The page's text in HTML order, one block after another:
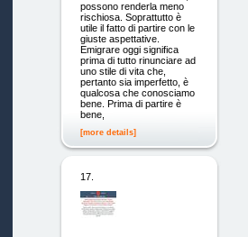
possono renderla meno
rischiosa. Soprattutto è
utile il fatto di partire con le
giuste aspettative.
Emigrare oggi significa
prima di tutto rinunciare ad
uno stile di vita che,
pertanto sia imperfetto, è
qualcosa che conosciamo
bene. Prima di partire è
bene,
[more details]
17.